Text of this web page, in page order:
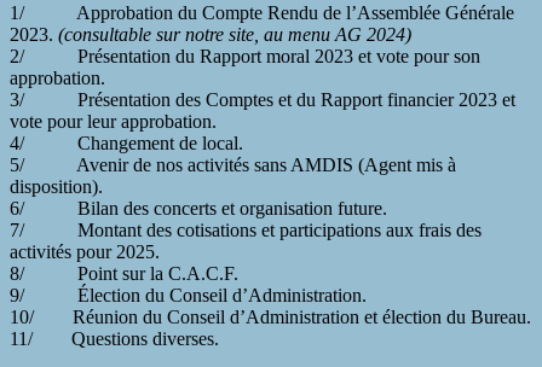
1/ Approbation du Compte Rendu de l’Assemblée Générale
2023. (consultable sur notre site, au menu AG 2024)
2/ Présentation du Rapport moral 2023 et vote pour son
approbation.
3/ Présentation des Comptes et du Rapport financier 2023 et
vote pour leur approbation.
4/ Changement de local.
5/ Avenir de nos activités sans AMDIS (Agent mis à
disposition).
6/ Bilan des concerts et organisation future.
7/ Montant des cotisations et participations aux frais des
activités pour 2025.
8/ Point sur la C.A.C.F.
9/ Élection du Conseil d’Administration.
10/ Réunion du Conseil d’Administration et élection du Bureau.
11/ Questions diverses.